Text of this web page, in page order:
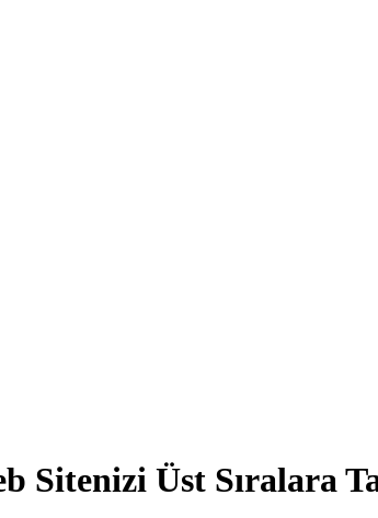
Sitenizi Üst Sıralara